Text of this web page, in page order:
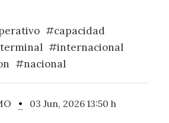
#capacidad
#internacional
#nacional
• 03 Jun, 2026 13:50 h